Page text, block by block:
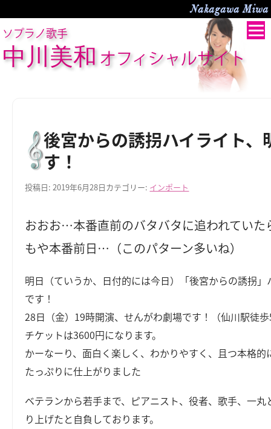
Nakagawa
ソプラノ歌手
中川美和 オフィシャルサイト
後宮からの誘拐ハイライト、
す！
投稿日:2019年6月28日カテゴリー: インポート
おおお…本番直前のバタバタに追われていた
もや本番前日…（このパターン多いね）
明日（ていうか、日付的には今日）「後宮からの誘拐」
です！
28日（金）19時開演、せんがわ劇場です！（仙川駅徒
チケットは3600円になります。
かーなーり、面白く楽しく、わかりやすく、且つ本格的
たっぷりに仕上がりました
ベテランから若手まで、ピアニスト、役者、歌手、一丸
り上げたと自負しております。